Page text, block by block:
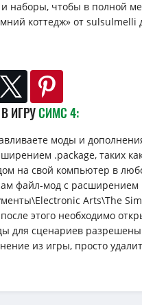
наборы, чтобы в полной
коттедж» от sulsulmelli
ИГРУСИМС 4:
моды и
.package, таких
на свой компьютер в
файл-мод с
Arts\The
этого необходимо
для сценариев
из игры, просто